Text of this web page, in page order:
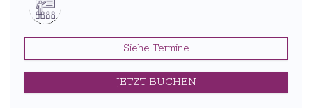
Siehe Termine
JETZT BUCHEN